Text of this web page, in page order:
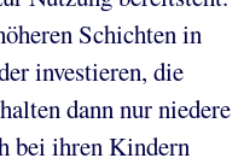
Schichten in
investieren, die
dann nur niedere
bei ihren Kindern